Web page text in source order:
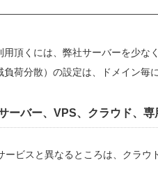
頂くには、弊社サーバーを少な
荷分散）の設定は、ドメイン毎
ーバー、VPS、クラウド、専
ービスと異なるところは、クラ